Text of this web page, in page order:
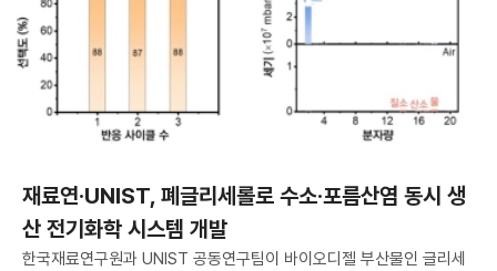
재료연·UNIST, 폐글리세롤로 수소·포름산염 동시 생
산 전기화학 시스템 개발
한국재료연구원과 UNIST 공동연구팀이 바이오디젤 부산물인 글리세